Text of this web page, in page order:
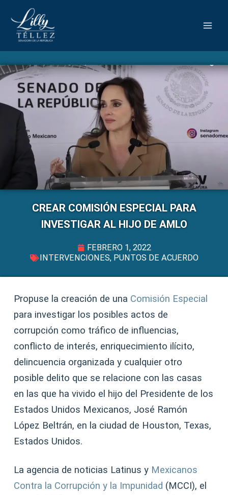
CREAR COMISIÓN ESPECIAL PARA
INVESTIGAR AL HIJO DE AMLO
FEBRERO 1, 2022
INTERVENCIONES, PUNTOS DE ACUERDO
Propuse la creación de una Comisión Especial
para investigar los posibles actos de
corrupción como tráfico de influencias,
conflicto de interés, enriquecimiento ilícito,
delincuencia organizada y cualquier otro
posible delito que se relacione con las casas
en las que ha vivido el hijo del Presidente de los
Estados Unidos Mexicanos, José Ramón
López Beltrán, en la ciudad de Houston, Texas,
Estados Unidos.
La agencia de noticias Latinus y Mexicanos
Contra la Corrupción y la Impunidad (MCCI), el